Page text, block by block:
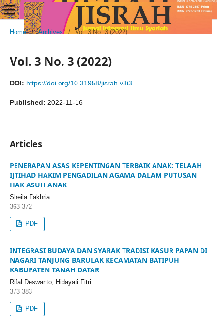
Home / Archives / Vol. 3 No. 3 (2022)
Vol. 3 No. 3 (2022)
DOI: https://doi.org/10.31958/jisrah.v3i3
Published: 2022-11-16
Articles
PENERAPAN ASAS KEPENTINGAN TERBAIK ANAK: TELAAH
IJTIHAD HAKIM PENGADILAN AGAMA DALAM PUTUSAN
HAK ASUH ANAK
Sheila Fakhria
363-372
PDF
INTEGRASI BUDAYA DAN SYARAK TRADISI KASUR PAPAN DI
NAGARI TANJUNG BARULAK KECAMATAN BATIPUH
KABUPATEN TANAH DATAR
Rifal Deswanto, Hidayati Fitri
373-383
PDF